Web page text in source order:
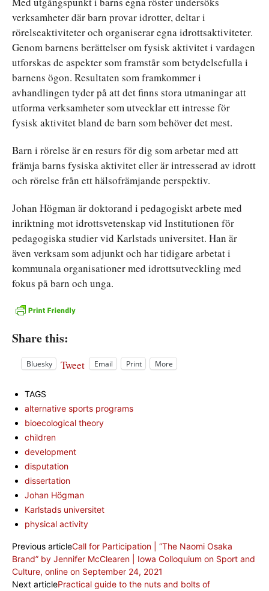
verksamheter där barn provar idrotter, deltar i
rörelseaktiviteter och organiserar egna idrottsaktiviteter.
Genom barnens berättelser om fysisk aktivitet i vardagen
utforskas de aspekter som framstår som betydelsefulla i
barnens ögon. Resultaten som framkommer i
avhandlingen tyder på att det finns stora utmaningar att
utforma verksamheter som utvecklar ett intresse för
fysisk aktivitet bland de barn som behöver det mest.
Barn i rörelse är en resurs för dig som arbetar med att
främja barns fysiska aktivitet eller är intresserad av idrott
och rörelse från ett hälsofrämjande perspektiv.
Johan Högman är doktorand i pedagogiskt arbete med
inriktning mot idrottsvetenskap vid Institutionen för
pedagogiska studier vid Karlstads universitet. Han är
även verksam som adjunkt och har tidigare arbetat i
kommunala organisationer med idrottsutveckling med
fokus på barn och unga.
Share this:
Bluesky Tweet Email Print More
TAGS
alternative sports programs
bioecological theory
children
development
disputation
dissertation
Johan Högman
Karlstads universitet
physical activity
Previous articleCall for Participation | “The Naomi Osaka
Brand” by Jennifer McClearen | Iowa Colloquium on Sport and
Culture, online on September 24, 2021
Next articlePractical guide to the nuts and bolts of